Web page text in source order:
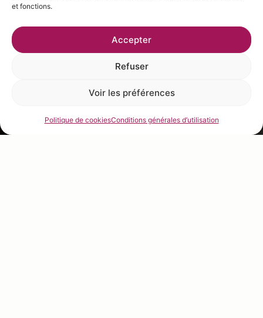
et fonctions.
Accepter
Refuser
Voir les préférences
Politique de cookiesConditions générales d’utilisation